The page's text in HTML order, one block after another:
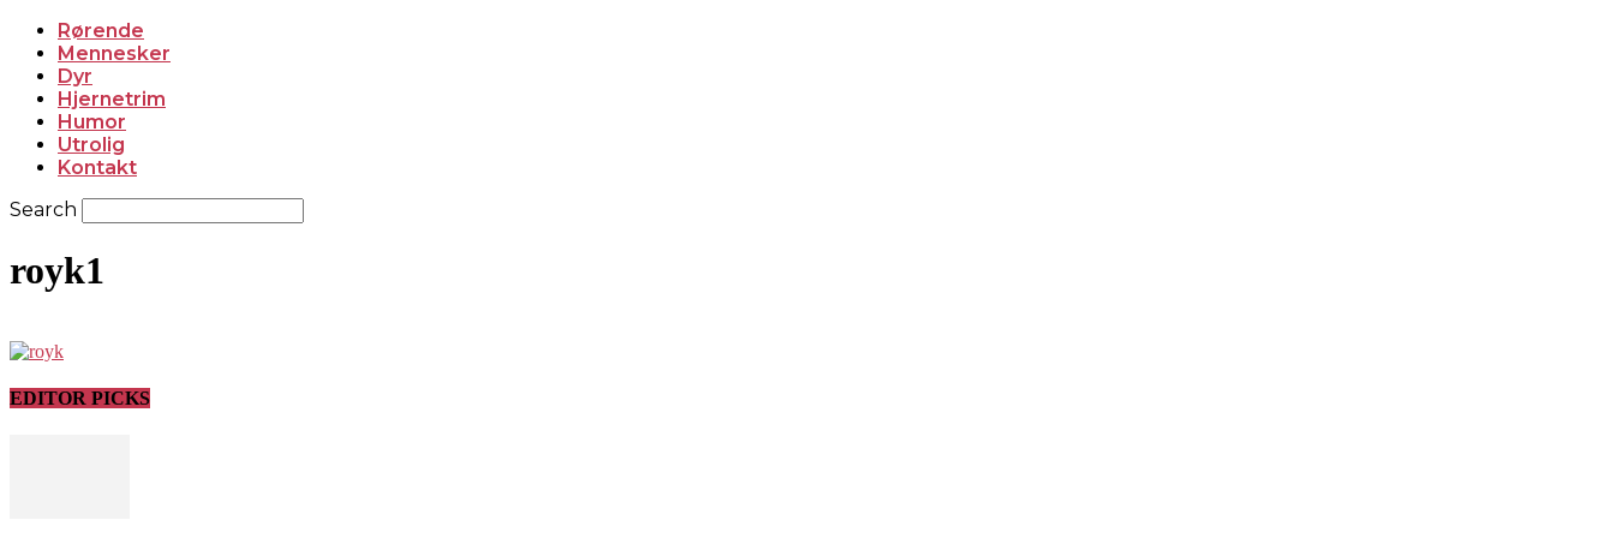
Rørende
Mennesker
Dyr
Hjernetrim
Humor
Utrolig
Kontakt
Search
royk1
EDITOR PICKS